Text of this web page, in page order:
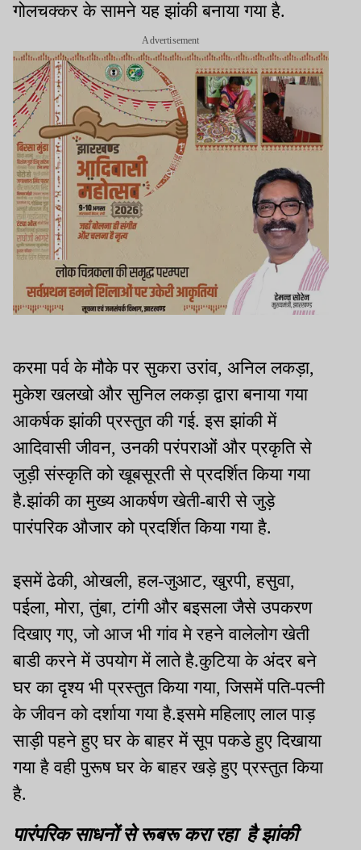
गोलचक्कर के सामने यह झांकी बनाया गया है.
Advertisement
करमा पर्व के मौके पर सुकरा उरांव, अनिल लकड़ा,
मुकेश खलखो और सुनिल लकड़ा द्वारा बनाया गया
आकर्षक झांकी प्रस्तुत की गई. इस झांकी में
आदिवासी जीवन, उनकी परंपराओं और प्रकृति से
जुड़ी संस्कृति को खूबसूरती से प्रदर्शित किया गया
है.झांकी का मुख्य आकर्षण खेती-बारी से जुड़े
पारंपरिक औजार को प्रदर्शित किया गया है.
इसमें ढेकी, ओखली, हल-जुआट, खुरपी, हसुवा,
पईला, मोरा, तुंबा, टांगी और बइसला जैसे उपकरण
दिखाए गए, जो आज भी गांव मे रहने वालेलोग खेती
बाडी करने में उपयोग में लाते है.कुटिया के अंदर बने
घर का दृश्य भी प्रस्तुत किया गया, जिसमें पति-पत्नी
के जीवन को दर्शाया गया है.इसमे महिलाए लाल पाड़
साड़ी पहने हुए घर के बाहर में सूप पकडे हुए दिखाया
गया है वही पुरूष घर के बाहर खड़े हुए प्रस्तुत किया
है.
पारंपरिक साधनों से रूबरू करा रहा है झांकी